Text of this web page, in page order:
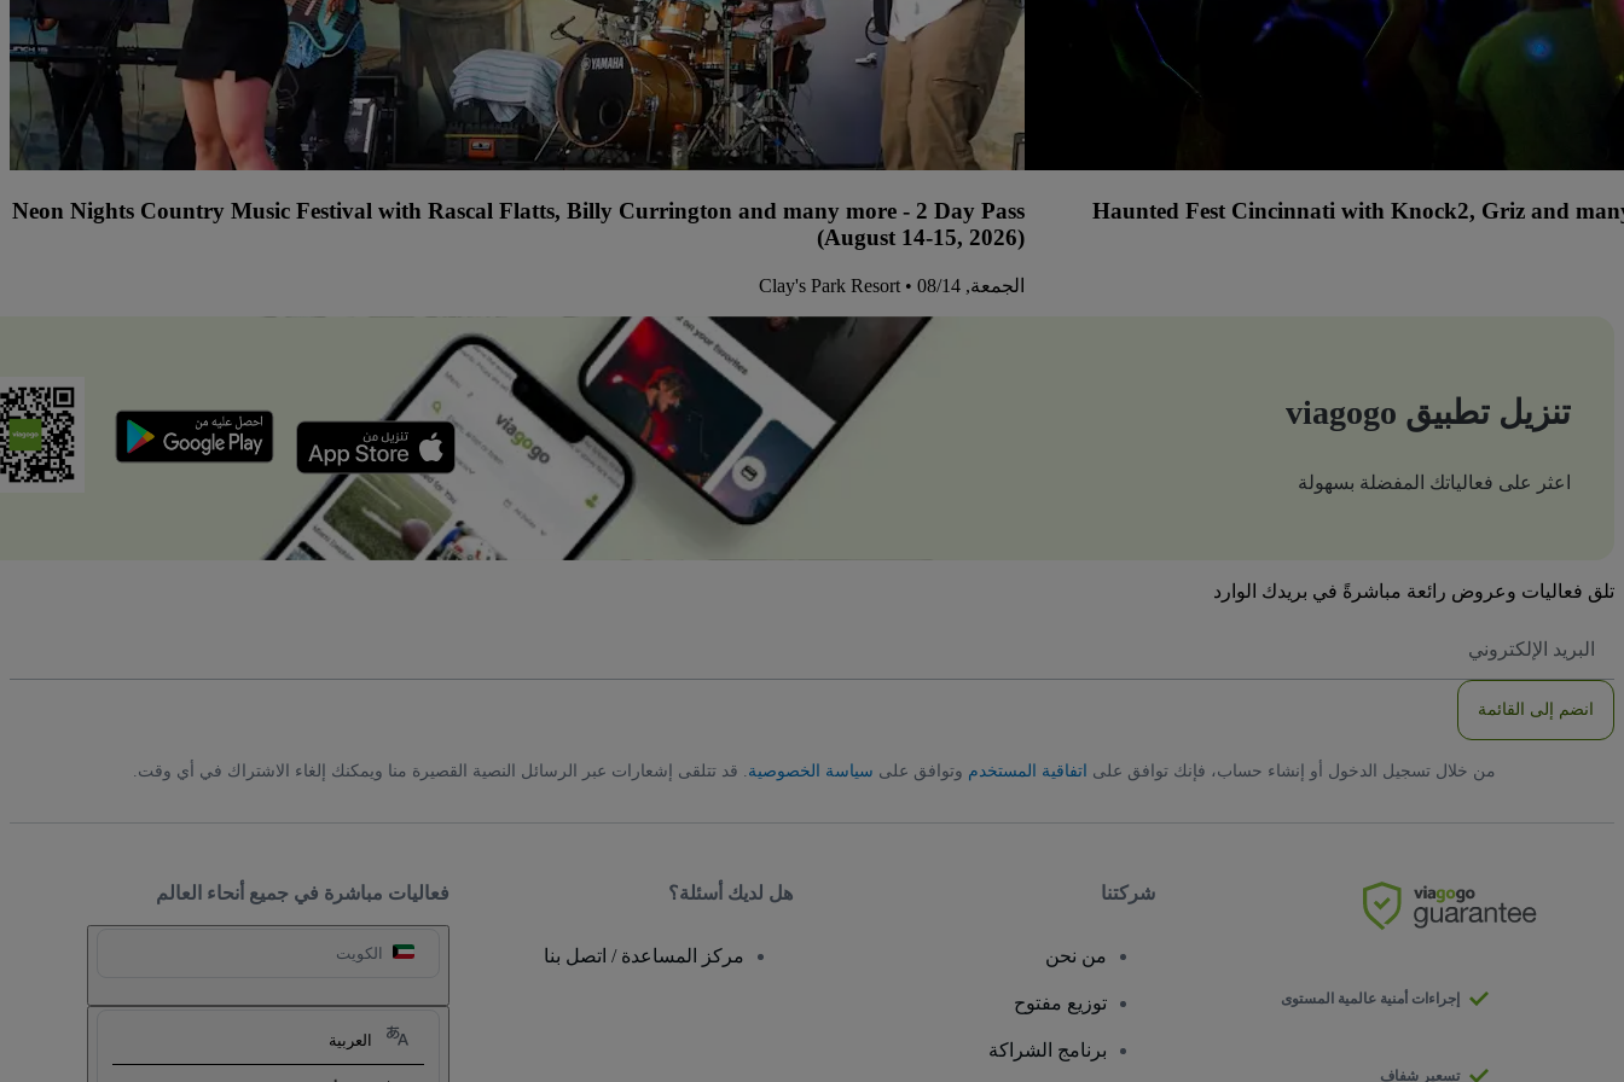
Haunted Fest Cincinnati with Knock2, Griz and
Neon Nights Country Music Festival with Rascal Flatts, Billy Currington and many more - 2 Day Pass
(August 14-15, 2026)
الجمعة, 14‏/08 • Clay's Park Resort
تنزيل تطبيق viagogo
اعثر على فعالياتك المفضلة بسهولة
تلق فعاليات وعروض رائعة مباشرةً في بريدك الوارد
الاكتروني
انضم إلى القائمة
من خلال تسجيل الدخول أو إنشاء حساب، فإنك توافق على اتفاقية المستخدم وتوافق على سياسة الخصوصية . قد تتلقى إشعارات عبر الرسائل النصية القصيرة منا ويمكنك إلغاء الاشتراك في أي وقت.
فعاليات مباشرة في جميع أنحاء العالم
الكويت
العربية
إجراءات أمنية عالمية المستوى
تسعير شفاف
شركتنا
من نحن
توزيع مفتوح
برنامج الشراكة
هل لديك أسئلة؟
مركز المساعدة / اتصل بنا